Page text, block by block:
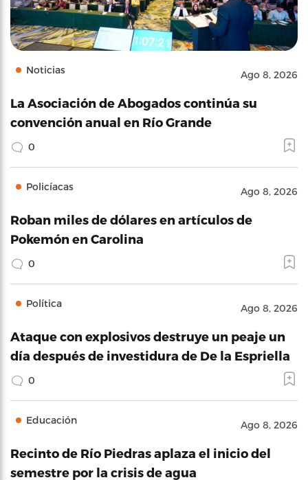
Noticias Ago 8, 2026
La Asociación de Abogados continúa su
convención anual en Río Grande
0
Policíacas Ago 8, 2026
Roban miles de dólares en artículos de
Pokemón en Carolina
0
Política Ago 8, 2026
Ataque con explosivos destruye un peaje un
día después de investidura de De la Espriella
0
Educación Ago 8, 2026
Recinto de Río Piedras aplaza el inicio del
semestre por la crisis de agua